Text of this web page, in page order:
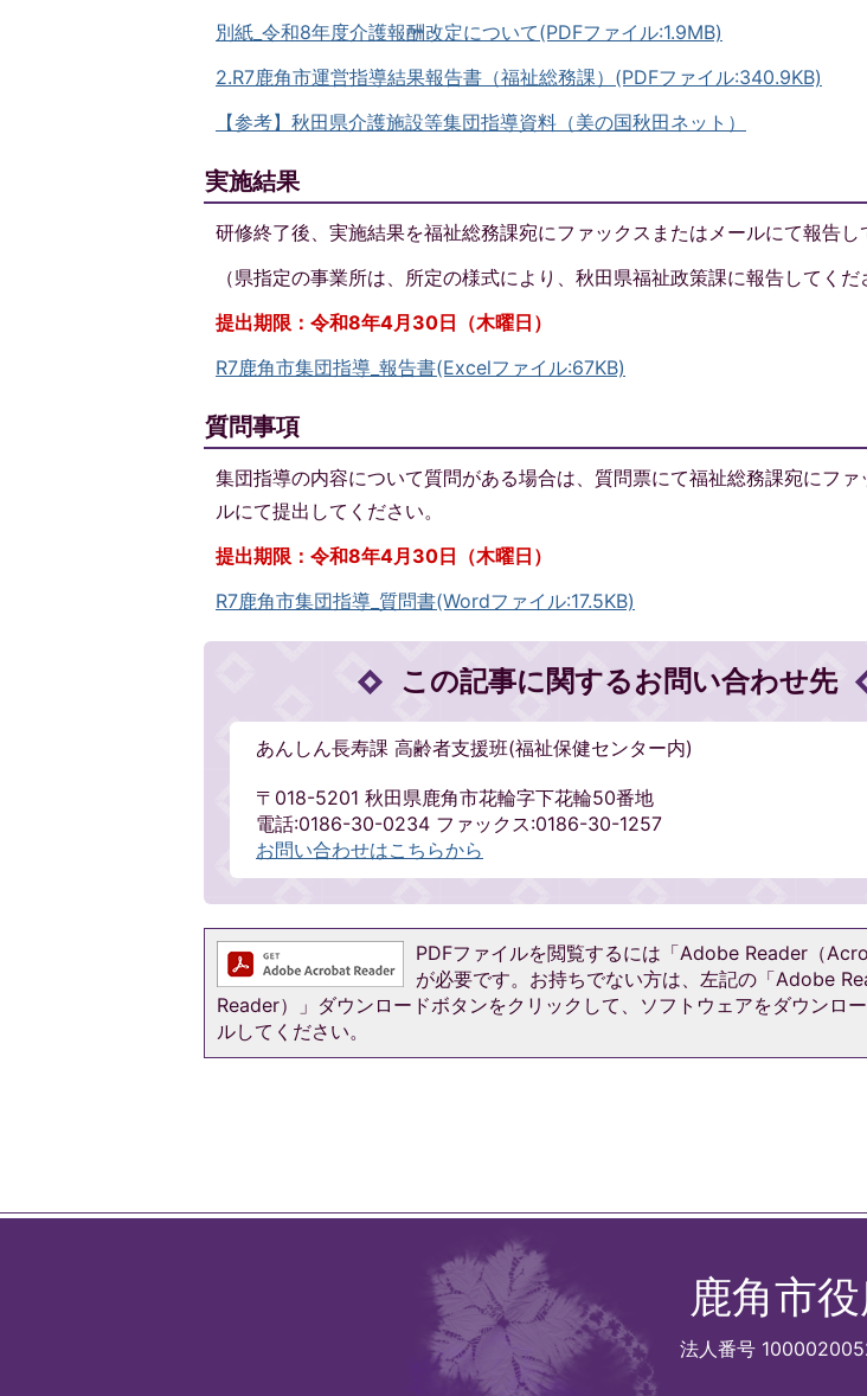
別紙_令和8年度介護報酬改定について(PDFファイル:1.9MB)
2.R7鹿角市運営指導結果報告書（福祉総務課）(PDFファイル:340.9KB)
【参考】秋田県介護施設等集団指導資料（美の国秋田ネット）
実施結果
研修終了後、実施結果を福祉総務課宛にファックスまたはメールにて報告し
（県指定の事業所は、所定の様式により、秋田県福祉政策課に報告してくだ
提出期限：令和8年4月30日（木曜日）
R7鹿角市集団指導_報告書(Excelファイル:67KB)
質問事項
集団指導の内容について質問がある場合は、質問票にて福祉総務課宛にファ
ルにて提出してください。
提出期限：令和8年4月30日（木曜日）
R7鹿角市集団指導_質問書(Wordファイル:17.5KB)
この記事に関するお問い合わせ先
あんしん長寿課 高齢者支援班(福祉保健センター内)
〒018-5201 秋田県鹿角市花輪字下花輪50番地
電話:0186-30-0234 ファックス:0186-30-1257
お問い合わせはこちらから
PDFファイルを閲覧するには「Adobe Reader（
が必要です。お持ちでない方は、左記の「Adobe
Reader）」ダウンロードボタンをクリックして、ソフトウェアをダウンロ
ルしてください。
鹿角市
法人番号